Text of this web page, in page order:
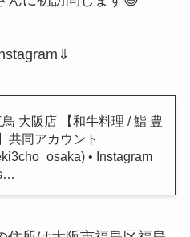
大阪店 【和牛料理 / 鮨 豊
共同アカウント
• Instagram